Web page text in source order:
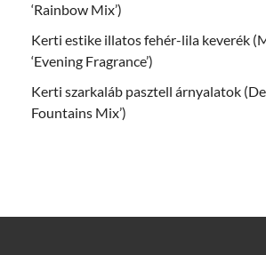
‘Rainbow Mix’)
Kerti estike illatos fehér-lila keverék
‘Evening Fragrance’)
Kerti szarkaláb pasztell árnyalatok
Fountains Mix’)